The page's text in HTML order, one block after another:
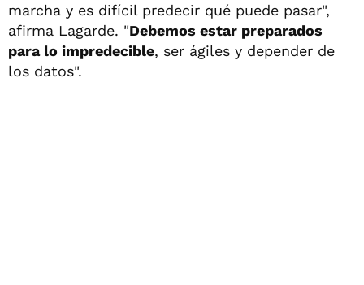
marcha y es difícil predecir qué puede pasar",
afirma Lagarde. "Debemos estar preparados
para lo impredecible, ser ágiles y depender de
los datos".